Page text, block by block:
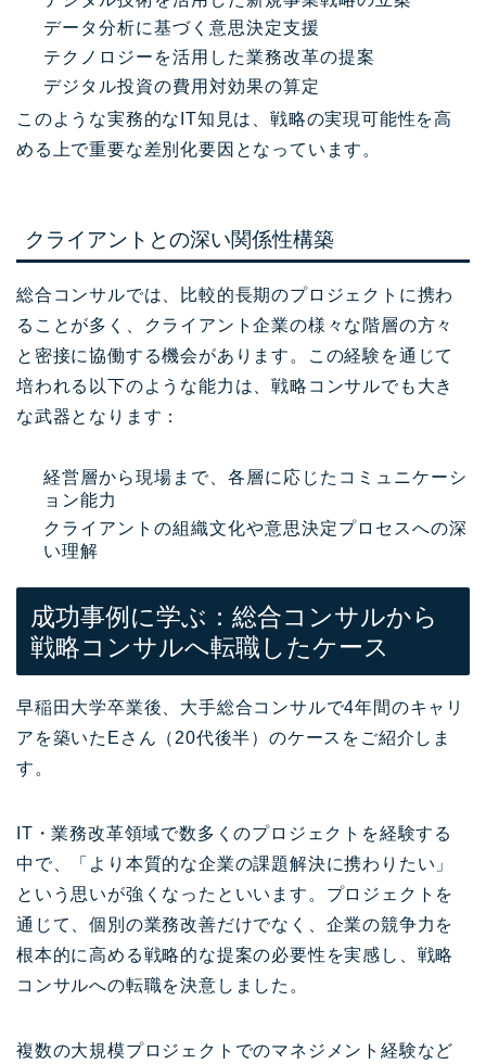
データ分析に基づく意思決定支援
テクノロジーを活用した業務改革の提案
デジタル投資の費用対効果の算定
このような実務的なIT知見は、戦略の実現可能性を高
める上で重要な差別化要因となっています。
クライアントとの深い関係性構築
総合コンサルでは、比較的長期のプロジェクトに携わ
ることが多く、クライアント企業の様々な階層の方々
と密接に協働する機会があります。この経験を通じて
培われる以下のような能力は、戦略コンサルでも大き
な武器となります：
経営層から現場まで、各層に応じたコミュニケーシ
ョン能力
クライアントの組織文化や意思決定プロセスへの深
い理解
成功事例に学ぶ：総合コンサルから
戦略コンサルへ転職したケース
早稲田大学卒業後、大手総合コンサルで4年間のキャリ
アを築いたEさん（20代後半）のケースをご紹介しま
す。
IT・業務改革領域で数多くのプロジェクトを経験する
中で、「より本質的な企業の課題解決に携わりたい」
という思いが強くなったといいます。プロジェクトを
通じて、個別の業務改善だけでなく、企業の競争力を
根本的に高める戦略的な提案の必要性を実感し、戦略
コンサルへの転職を決意しました。
複数の大規模プロジェクトでのマネジメント経験など